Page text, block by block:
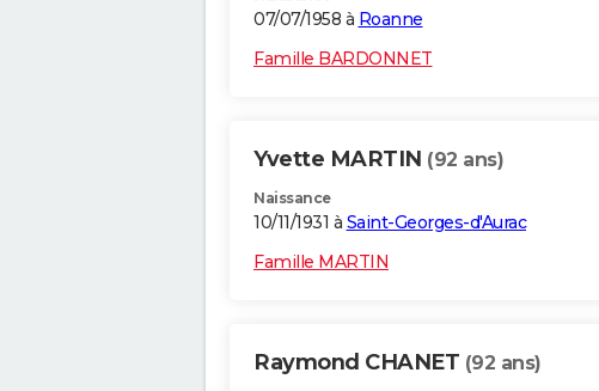
07/07/1958 à Roanne
Famille BARDONNET
Yvette MARTIN (92 ans)
Naissance
10/11/1931 à Saint-Georges-d'Aurac
Famille MARTIN
Raymond CHANET (92 ans)